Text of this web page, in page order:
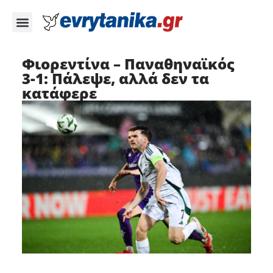
Φιορεντίνα – Παναθηναϊκός
3-1: Πάλεψε, αλλά δεν τα
κατάφερε